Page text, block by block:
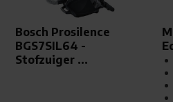
Bosch Prosilence
BGS7SIL64 -
Stofzuiger ...